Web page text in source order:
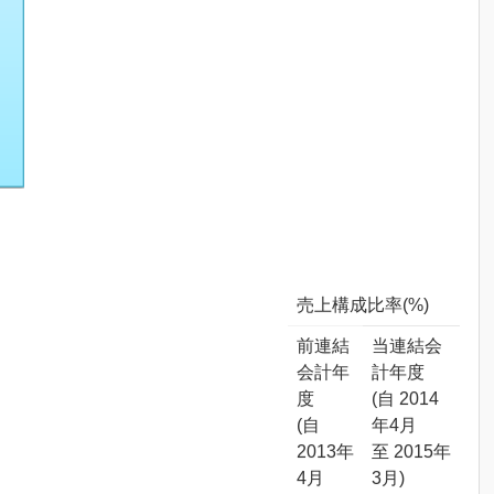
売上構成比率(%)
前連結
会計年
度
(自
2013年
4月
当連結会
計年度
(自 2014
年4月
至 2015年
3月)